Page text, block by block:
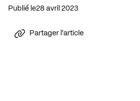
Publié le 28 avril 2023
Partager l'article